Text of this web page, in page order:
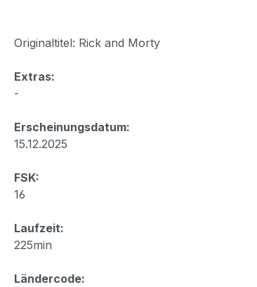
Originaltitel: Rick and Morty
Extras:
-
Erscheinungsdatum:
15.12.2025
FSK:
16
Laufzeit:
225min
Ländercode: